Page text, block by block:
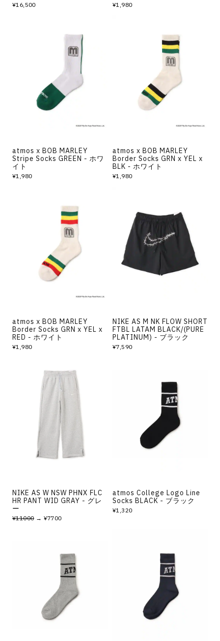
¥16,500 ¥1,980
atmos x BOB MARLEY
Stripe Socks GREEN - ホワ
イト
¥1,980
atmos x BOB MARLEY
Border Socks GRN x YEL x
BLK - ホワイト
¥1,980
atmos x BOB MARLEY
Border Socks GRN x YEL x
RED - ホワイト
¥1,980
NIKE AS M NK FLOW SHORT
FTBL LATAM BLACK/(PURE
PLATINUM) - ブラック
¥7,590
NIKE AS W NSW PHNX FLC
HR PANT WID GRAY - グレ
ー
¥11000→ ¥7700
atmos College Logo Line
Socks BLACK - ブラック
¥1,320